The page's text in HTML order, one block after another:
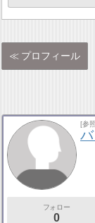
プロフィール
[参
フォロー
0